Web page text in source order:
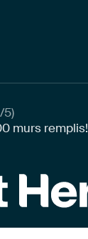
5)
murs remplis!